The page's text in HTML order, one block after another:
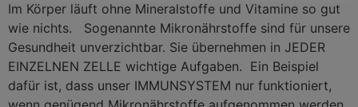
Im Körper läuft ohne Mineralstoffe und Vitamine so gut
wie nichts. Sogenannte Mikronährstoffe sind für unsere
Gesundheit unverzichtbar. Sie übernehmen in JEDER
EINZELNEN ZELLE wichtige Aufgaben. Ein Beispiel
dafür ist, dass unser IMMUNSYSTEM nur funktioniert,